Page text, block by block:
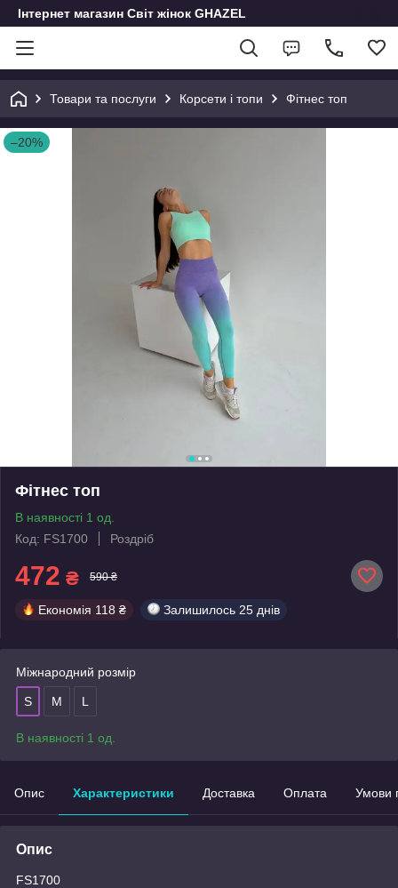
Інтернет магазин Світ жінок GHAZEL
Товари та послуги Корсети і топи Фітнес топ
–20%
Фітнес топ
В наявності 1 од.
Код: FS1700
Роздріб
472 ₴ 590 ₴
Економія 118 ₴ Залишилось 25 днів
Міжнародний розмір
S M L
В наявності 1 од.
Опис Характеристики Доставка Оплата Умови
Опис
FS1700